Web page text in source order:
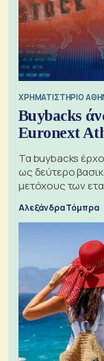
XΡΗΜΑΤΙΣΤΗΡΙΟ
Buybacks
Euronext
Τα buybacks
ως δεύτερο
μετόχους των
Αλεξάνδρα Τόμπρα